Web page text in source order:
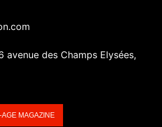
avenue des Champs Elysées,
MAGAZINE